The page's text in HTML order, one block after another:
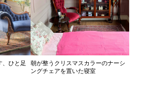
、ひと足
朝が整うクリスマスカラーのナーシ
ングチェアを置いた寝室